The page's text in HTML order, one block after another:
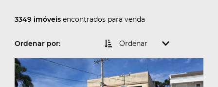
3349 imóveis encontrados para venda
Ordenar por: Ordenar
Qualquer